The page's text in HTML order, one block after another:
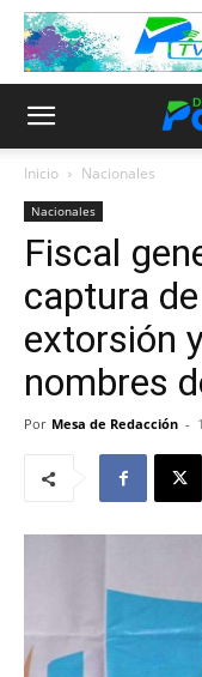
Inicio Nacionales
Nacionales
Fiscal
captura
extorsión
nombres
Por Mesa de Redacción -